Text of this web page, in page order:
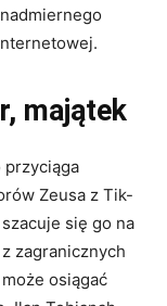
majątek
przyciąga
Zeusa z Tik-
się go na
zagranicznych
osiągać